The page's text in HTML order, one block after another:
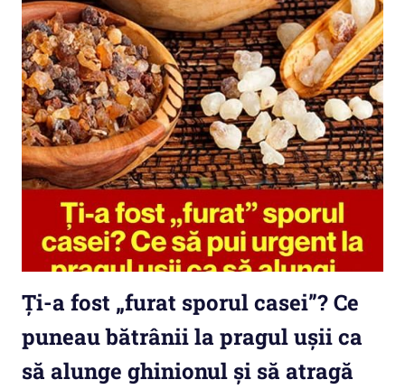
Ți-a fost „furat sporul casei”? Ce
puneau bătrânii la pragul ușii ca
să alunge ghinionul și să atragă